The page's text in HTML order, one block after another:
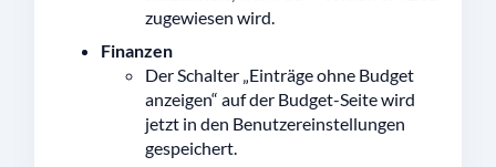
zugewiesen wird.
Finanzen
Der Schalter „Einträge ohne Budget
anzeigen“ auf der Budget-Seite wird
jetzt in den Benutzereinstellungen
gespeichert.